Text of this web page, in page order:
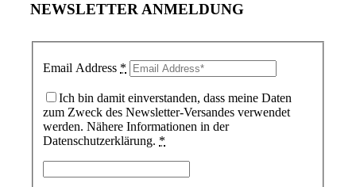
NEWSLETTER ANMELDUNG
Email Address *
Ich bin damit einverstanden, dass meine Daten
zum Zweck des Newsletter-Versandes verwendet
werden. Nähere Informationen in der
Datenschutzerklärung. *